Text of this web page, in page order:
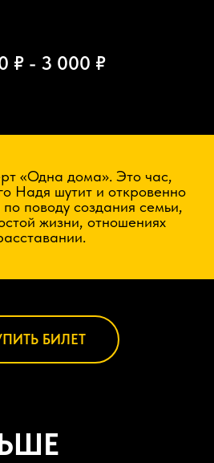
₽ - 3 000 ₽
«Одна дома». Это час,
Надя шутит и откровенно
поводу создания семьи,
жизни, отношениях
БИЛЕТ